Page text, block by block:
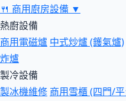
🍴 商用廚房設備 ▼
熱廚設備
商用電磁爐 中式炒爐 (鑊氣爐)
炸爐
製冷設備
製冰機維修 商用雪櫃 (四門/